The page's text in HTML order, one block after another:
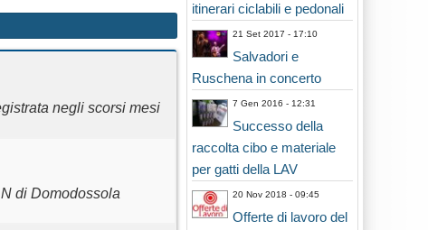
negli scorsi mesi
di Domodossola
itinerari ciclabili e pedonali
21 Set 2017 - 17:10
Salvadori e
Ruschena in concerto
7 Gen 2016 - 12:31
Successo della
raccolta cibo e materiale
per gatti della LAV
20 Nov 2018 - 09:45
Offerte di lavoro del